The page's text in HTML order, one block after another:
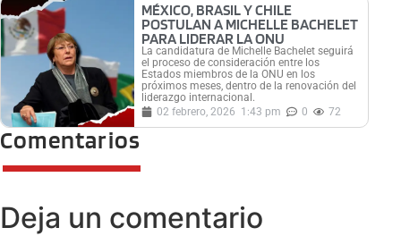
MÉXICO, BRASIL Y CHILE
POSTULAN A MICHELLE BACHELET
PARA LIDERAR LA ONU
La candidatura de Michelle Bachelet seguirá
el proceso de consideración entre los
Estados miembros de la ONU en los
próximos meses, dentro de la renovación del
liderazgo internacional.
02 febrero, 2026 1:43 pm 0 72
Comentarios
Deja un comentario